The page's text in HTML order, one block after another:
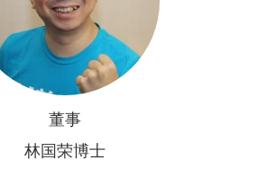
董事
林国荣博士